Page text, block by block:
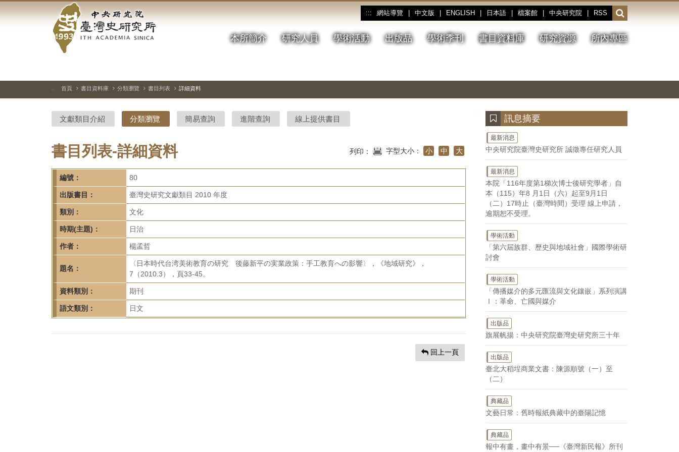
到
中
央
研
院-
臺
灣
史
研
究
所-
首
頁
::: 網站導覽 中文版 ENGLISH 日本語 檔案館 中央研究院 RSS
開
啟
或
收
本所簡介 研究人員 學術活動 出版品 學術季刊 書目資料庫 研究資源 所內專區
停、
圖
圖
結
::: 首頁 書目資料庫 分類瀏覽 書目列表 詳細資料
文獻類目介紹 分類瀏覽 簡易查詢 進階查詢 線上提供書目
書目列表-詳細資料 列印： 字型大小： 小 中 大
編號： 80
出版書目： 臺灣史研究文獻類目 2010 年度
類別： 文化
時期(主題)： 日治
作者： 楊孟哲
題名：
〈日本時代台湾美術教育の研究 後藤新平の実業政策：手工教育への影響〉，《地域研究》，
7（2010.3），頁33-45。
資料類別： 期刊
語文類別： 日文
回上一頁
訊息摘要
最新消息
中央研究院臺灣史研究所 誠徵專任研究人員
最新消息
本院「116年度第1梯次博士後研究學者」自
本（115）年8 月1日（六）起至9月1日
（二）17時止（臺灣時間）受理 線上申請，
逾期恕不受理。
學術活動
「第六屆族群、歷史與地域社會」國際學術研
討會
學術活動
「傳播媒介的多元匯流與文化鑲嵌」系列演講
Ⅰ：革命、亡國與媒介
出版品
旗展帆揚：中央研究院臺灣史研究所三十年
出版品
臺北大稻埕商業文書：陳源順號（一）至
（二）
典藏品
文藝日常：舊時報紙典藏中的臺陽記憶
典藏品
報中有畫，畫中有景──《臺灣新民報》所刊